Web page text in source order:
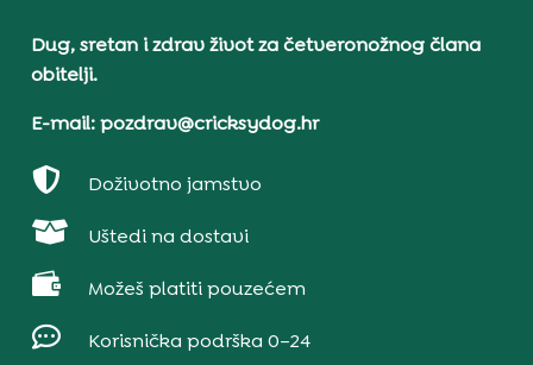
Dug, sretan i zdrav život za četveronožnog člana
obitelji.
E-mail: pozdrav@cricksydog.hr
 Doživotno jamstvo
 Uštedi na dostavi
 Možeš platiti pouzećem
 Korisnička podrška 0–24